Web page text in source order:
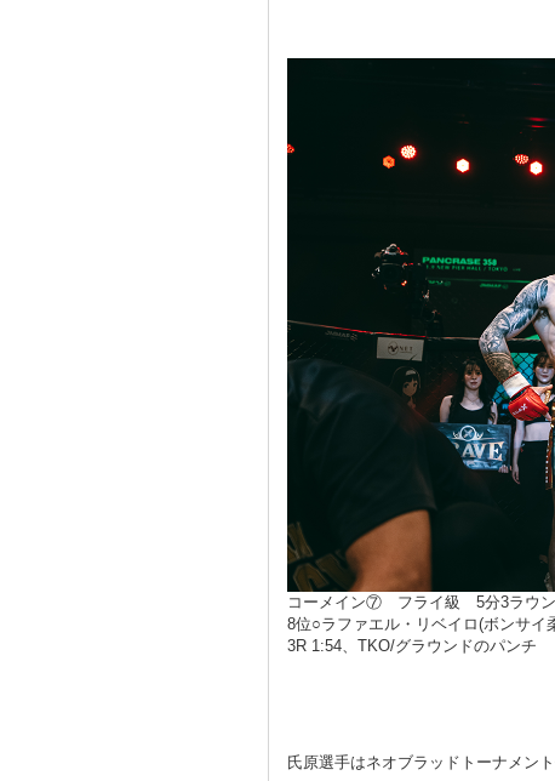
コーメイン⑦ フライ級 5分3ラウ
8位○ラファエル・リベイロ(ボンサ
3R 1:54、TKO/グラウンドのパンチ
氏原選手はネオブラッドトーナメント